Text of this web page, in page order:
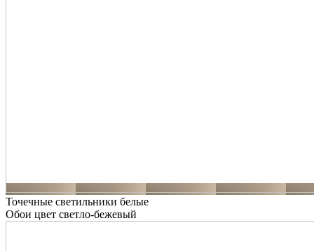
Точечные светильники белые
Обои цвет светло-бежевый